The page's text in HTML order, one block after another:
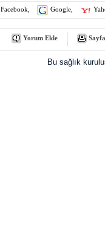
Facebook Google
Yorum Ekle
Bu sağlık